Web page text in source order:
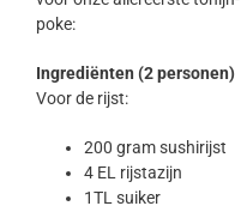
poke:
Ingrediënten (2 personen)
Voor de rijst:
200 gram sushirijst
4 EL rijstazijn
1TL suiker